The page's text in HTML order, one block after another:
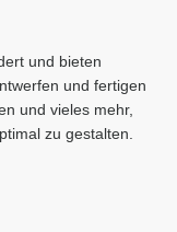
und bieten
und fertigen
und vieles mehr,
zu gestalten.